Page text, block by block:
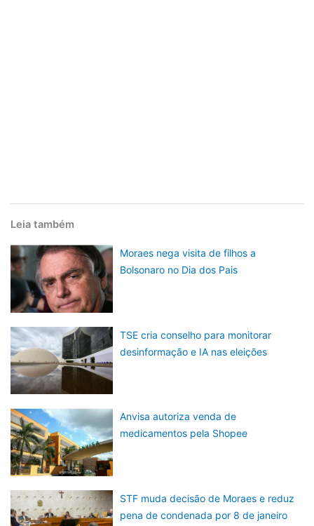
Leia também
Moraes nega visita de filhos a
Bolsonaro no Dia dos Pais
TSE cria conselho para monitorar
desinformação e IA nas eleições
Anvisa autoriza venda de
medicamentos pela Shopee
STF muda decisão de Moraes e reduz
pena de condenada por 8 de janeiro